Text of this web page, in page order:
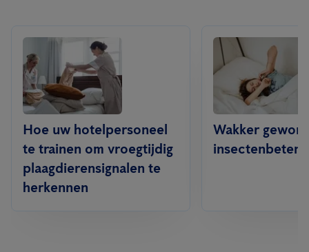
Hoe uw hotelpersoneel
te trainen om vroegtijdig
plaagdierensignalen te
herkennen
Wakker
insectenbeten?